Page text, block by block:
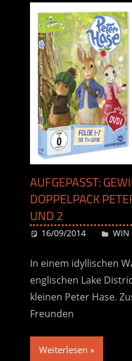
AUFGEPASST:
DOPPELPACK
UND 2
16/09/2014 WIN
In einem idyllischen
englischen Lake
kleinen Peter Hase.
Freunden
Weiterlesen